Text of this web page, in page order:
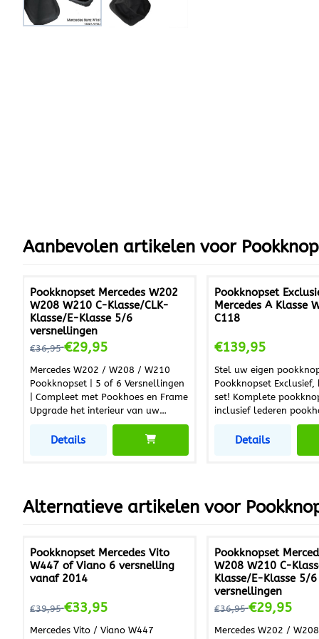
Aanbevolen artikelen voor
Pookknopset Mercedes W202
W208 W210 C-Klasse/CLK-
Klasse/E-Klasse 5/6
versnellingen
Van 36,95 voor 29,95
€36,95€29,95
Mercedes W202 / W208 / W210
Pookknopset | 5 of 6 Versnellingen
| Compleet met Pookhoes en Frame
Upgrade het interieur van uw
Mercedes met deze hoogwaardige
pookknopset. De set bestaat uit een
versleten set en geeft uw auto
voertuig. Kenmerken Pookknopset
Verkrijgbaar voor 5 of 6
versnellingen Mooi design met
uitvoering Compleet geleverd:
pookknop + pookhoes + frame
Eenvoudige montage Geschikt voor
Details
Pookknopset
Mercedes A Klasse
C118
Prijs: 139,95
€139,95
Stel uw eigen
Pookknopset
set! Komplete pookknopset
inclusief lederen
zonder verlicht
Deze pookkknopset
maatwerk en van de
gemaakt. Levertijd ongeveer 5
werkdagen.
Details
Alternatieve artikelen voor
Pookknopset Mercedes Vito
W447 of Viano 6 versnelling
vanaf 2014
Van 39,95 voor 33,95
€39,95€33,95
Mercedes Vito / Viano W447
Pookknopset
W208 W210 C-
Klasse/E-Klasse 5/6
versnellingen
Van 36,95 voor
€36,95€29,95
Mercedes W202 /